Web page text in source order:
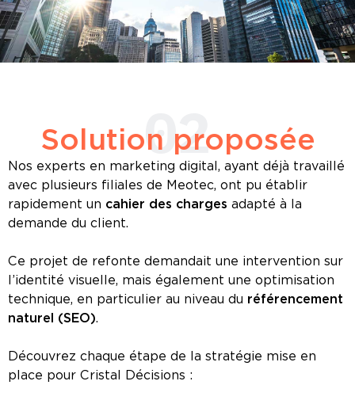
02
Solution proposée
Nos experts en marketing digital, ayant déjà travaillé
avec plusieurs filiales de Meotec, ont pu établir
rapidement un cahier des charges adapté à la
demande du client.
Ce projet de refonte demandait une intervention sur
l’identité visuelle, mais également une optimisation
technique, en particulier au niveau du référencement
naturel (SEO).
Découvrez chaque étape de la stratégie mise en
place pour Cristal Décisions :